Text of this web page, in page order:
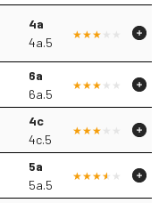
4a
4a.5
6a
6a.5
4c
4c.5
5a
5a.5